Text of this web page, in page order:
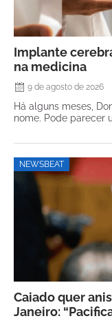
Implante
na medicina
9 de agosto de 2026
Há alguns meses,
nome. Pode parecer
NEWSBEAT
Caiado quer
Janeiro: